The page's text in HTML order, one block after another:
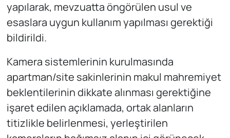
yapılarak, mevzuatta öngörülen usul ve
esaslara uygun kullanım yapılması gerektiği
bildirildi.
Kamera sistemlerinin kurulmasında
apartman/site sakinlerinin makul mahremiyet
beklentilerinin dikkate alınması gerektiğine
işaret edilen açıklamada, ortak alanların
titizlikle belirlenmesi, yerleştirilen